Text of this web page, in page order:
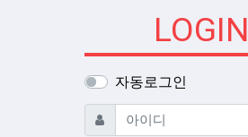
LOGIN
자동로그인
아이디 필수